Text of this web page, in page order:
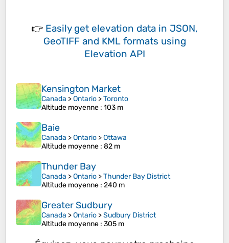
👉 Easily get elevation data in JSON,
GeoTIFF and KML formats using
Elevation API
Kensington Market
Canada >Ontario >Toronto
Altitude moyenne : 103 m
Baie
Canada >Ontario >Ottawa
Altitude moyenne : 82 m
Thunder Bay
Canada >Ontario >Thunder Bay District
Altitude moyenne : 240 m
Greater Sudbury
Canada >Ontario >Sudbury District
Altitude moyenne : 305 m